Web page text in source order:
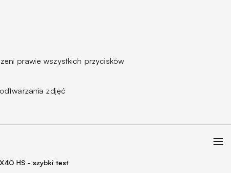
prawie wszystkich przycisków
zdjęć
HS - szybki test